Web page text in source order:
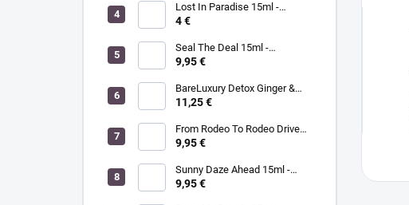
sada rakytník/kukui
Lost In Paradise 15ml -
MORGAN TAYLOR - lak na
4 €
Seal The Deal 15ml -
MORGAN TAYLOR - lak na
9,95 €
BareLuxury Detox Ginger &
Green Tea Lotion 240ml -
hydratačný krém na ruky a
telo zázvor/zelený čaj
11,25 €
From Rodeo To Rodeo Drive
15ml - MORGAN TAYLOR - lak
9,95 €
Sunny Daze Ahead 15ml -
MORGAN TAYLOR - lak na
9,95 €